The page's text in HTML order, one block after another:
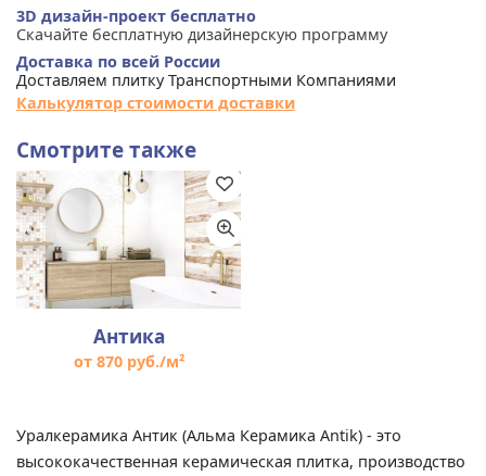
3D дизайн-проект бесплатно
Скачайте бесплатную дизайнерскую программу
Доставка по всей России
Доставляем плитку Транспортными Компаниями
Калькулятор стоимости доставки
Смотрите также
Антика
от 870 руб./м²
Уралкерамика Антик (Альма Керамика Antik) - это
высококачественная керамическая плитка, производство